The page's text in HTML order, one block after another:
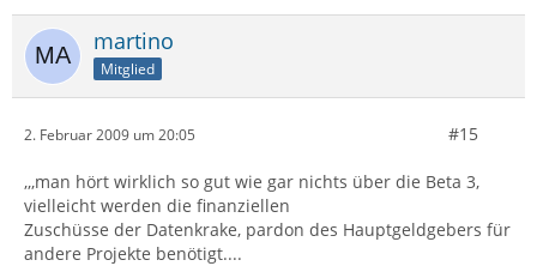
martino
Mitglied
2. Februar 2009 um 20:05 #15
,,,man hört wirklich so gut wie gar nichts über die Beta 3,
vielleicht werden die finanziellen
Zuschüsse der Datenkrake, pardon des Hauptgeldgebers für
andere Projekte benötigt....